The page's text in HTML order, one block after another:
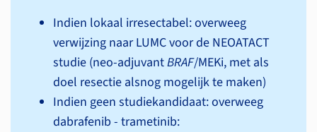
Indien lokaal irresectabel: overweeg
verwijzing naar LUMC voor de NEOATACT
studie (neo-adjuvantBRAF/MEKi, met als
doel resectie alsnog mogelijk te maken)
Indien geen studiekandidaat: overweeg
dabrafenib - trametinib: